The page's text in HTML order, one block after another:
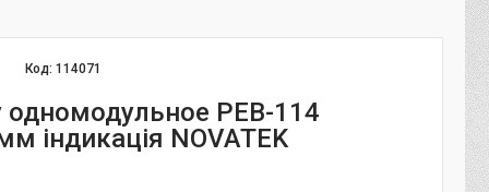
Код:114071
одномодульное РЕВ-114
індикація NOVATEK